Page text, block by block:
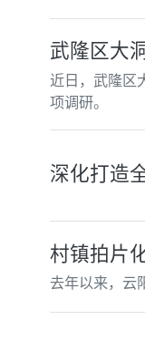
武隆区大
近日，武隆区
项调研。
深化打造
村镇拍片
去年以来，云